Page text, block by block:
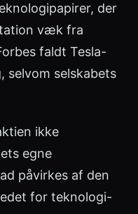
der
væk fra
faldt Tesla-
selvom selskabets
ikke
egne
påvirkes af den
for teknologi-